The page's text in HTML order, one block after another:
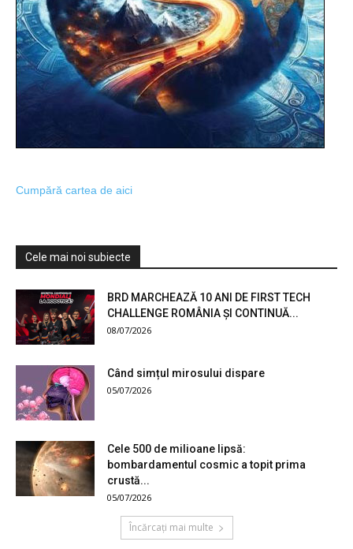
Cumpără cartea de aici
Cele mai noi subiecte
BRD MARCHEAZĂ 10 ANI DE FIRST TECH
CHALLENGE ROMÂNIA ȘI CONTINUĂ...
08/07/2026
Când simțul mirosului dispare
05/07/2026
Cele 500 de milioane lipsă:
bombardamentul cosmic a topit prima
crustă...
05/07/2026
Încărcați mai multe